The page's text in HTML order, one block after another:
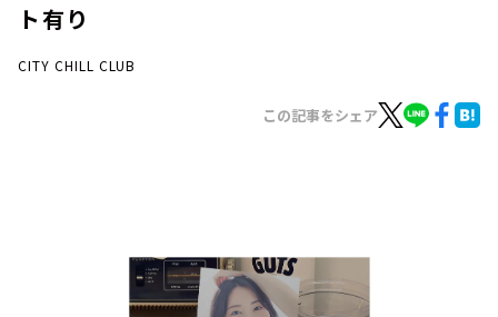
YouTube
会社情報
ト有り
CITY CHILL CLUB
この記事をシェア